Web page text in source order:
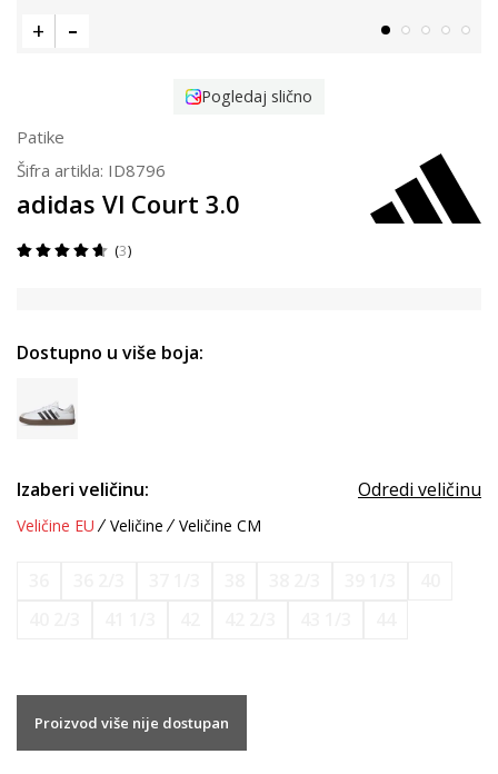
Pogledaj slično
Patike
Šifra artikla: ID8796
adidas Vl Court 3.0
3
Dostupno u više boja:
Izaberi veličinu: Odredi veličinu
Veličine EU Veličine Veličine CM
Proizvod više nije dostupan